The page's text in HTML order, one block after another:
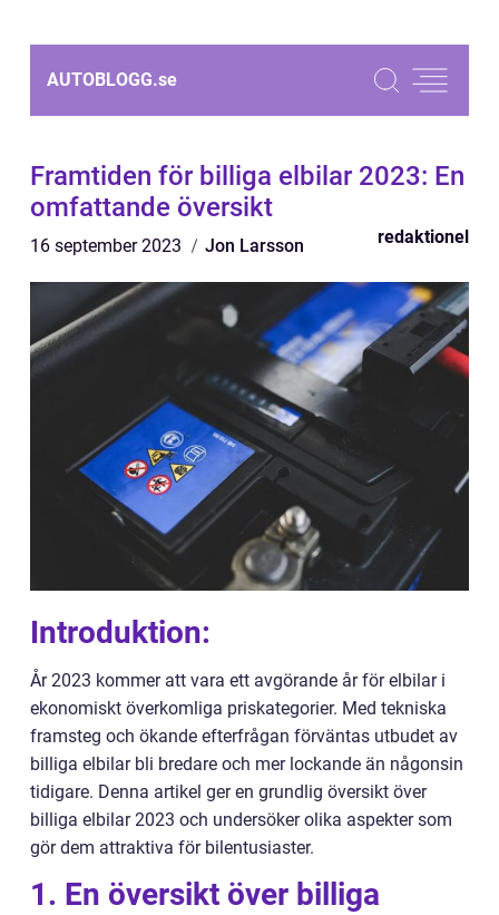
AUTOBLOGG.se
Framtiden för billiga elbilar 2023: En
omfattande översikt
16 september 2023 Jon Larsson redaktionel
Introduktion:
År 2023 kommer att vara ett avgörande år för elbilar i
ekonomiskt överkomliga priskategorier. Med tekniska
framsteg och ökande efterfrågan förväntas utbudet av
billiga elbilar bli bredare och mer lockande än någonsin
tidigare. Denna artikel ger en grundlig översikt över
billiga elbilar 2023 och undersöker olika aspekter som
gör dem attraktiva för bilentusiaster.
1. En översikt över billiga